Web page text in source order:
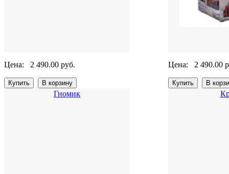
Цена: 2 490.00 руб. Цена: 2 490.00
Гномик